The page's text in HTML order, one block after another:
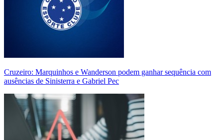
Cruzeiro: Marquinhos e Wanderson podem ganhar sequência com
ausências de Sinisterra e Gabriel Pec